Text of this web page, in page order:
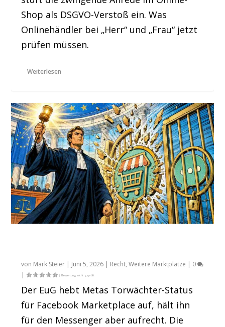
Shop als DSGVO-Verstoß ein. Was
Onlinehändler bei „Herr“ und „Frau“ jetzt
prüfen müssen.
Weiterlesen
von Mark Steier | Juni 5, 2026 | Recht,Weitere Marktplätze | 0
|
Der EuG hebt Metas Torwächter-Status
für Facebook Marketplace auf, hält ihn
für den Messenger aber aufrecht. Die